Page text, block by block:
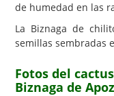
de humedad en las
La Biznaga de
semillas sembradas
Fotos del
Biznaga de